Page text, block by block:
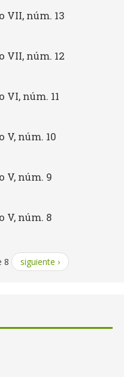
VII, núm. 13
VII, núm. 12
VI, núm. 11
V, núm. 10
V, núm. 9
V, núm. 8
8 siguiente ›